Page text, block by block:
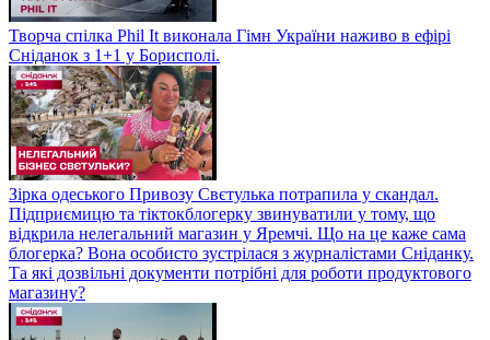
Творча спілка Phil It виконала Гімн України наживо в ефірі
Сніданок з 1+1 у Борисполі.
Зірка одеського Привозу Свєтулька потрапила у скандал.
Підприємицю та тіктокблогерку звинуватили у тому, що
відкрила нелегальний магазин у Яремчі. Що на це каже сама
блогерка? Вона особисто зустрілася з журналістами Сніданку.
Та які дозвільні документи потрібні для роботи продуктового
магазину?